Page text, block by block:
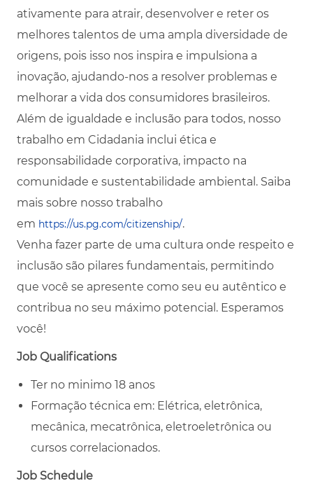
ativamente para atrair, desenvolver e reter os
melhores talentos de uma ampla diversidade de
origens, pois isso nos inspira e impulsiona a
inovação, ajudando-nos a resolver problemas e
melhorar a vida dos consumidores brasileiros.
Além de igualdade e inclusão para todos, nosso
trabalho em Cidadania inclui ética e
responsabilidade corporativa, impacto na
comunidade e sustentabilidade ambiental. Saiba
mais sobre nosso trabalho
em https://us.pg.com/citizenship/.
Venha fazer parte de uma cultura onde respeito e
inclusão são pilares fundamentais, permitindo
que você se apresente como seu eu autêntico e
contribua no seu máximo potencial. Esperamos
você!
Job Qualifications
Ter no minimo 18 anos
Formação técnica em: Elétrica, eletrônica,
mecânica, mecatrônica, eletroeletrônica ou
cursos correlacionados.
Job Schedule